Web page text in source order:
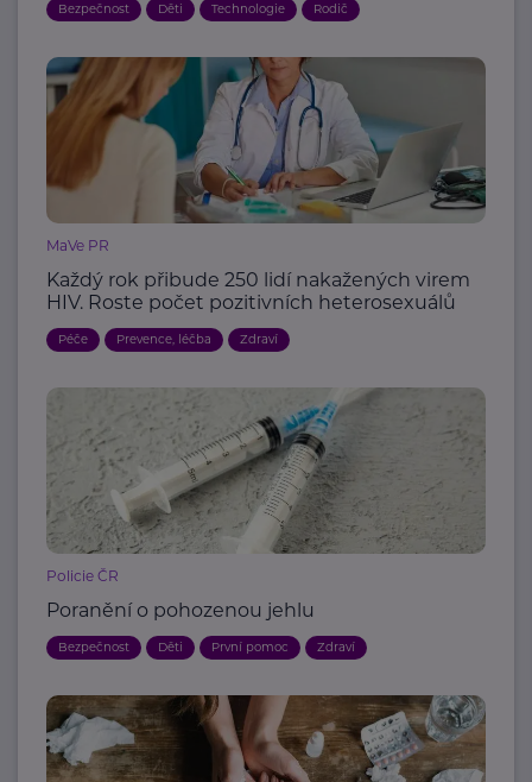
Bezpečnost Děti Technologie Rodič
MaVe PR
Každý rok přibude 250 lidí nakažených virem
HIV. Roste počet pozitivních heterosexuálů
Péče Prevence, léčba Zdraví
Policie ČR
Poranění o pohozenou jehlu
Bezpečnost Děti První pomoc Zdraví